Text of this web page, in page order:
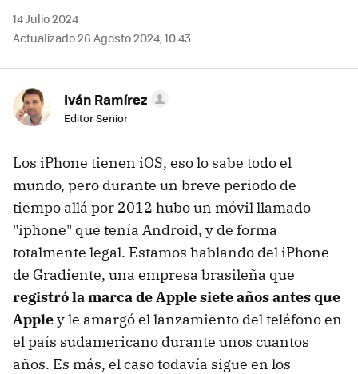
14 Julio 2024
Actualizado 26 Agosto 2024, 10:43
Iván Ramírez
Editor Senior
Los iPhone tienen iOS, eso lo sabe todo el
mundo, pero durante un breve periodo de
tiempo allá por 2012 hubo un móvil llamado
"iphone" que tenía Android, y de forma
totalmente legal. Estamos hablando del iPhone
de Gradiente, una empresa brasileña que
registró la marca de Apple siete años antes que
Appley le amargó el lanzamiento del teléfono en
el país sudamericano durante unos cuantos
años. Es más, el caso todavía sigue en los